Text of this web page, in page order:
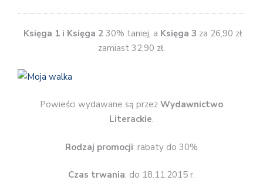
Księga 1 i Księga 2 30% taniej, a Księga 3 za 26,90 zł
zamiast 32,90 zł.
Powieści wydawane są przez Wydawnictwo
Literackie.
Rodzaj promocji: rabaty do 30%
Czas trwania: do 18.11.2015 r.